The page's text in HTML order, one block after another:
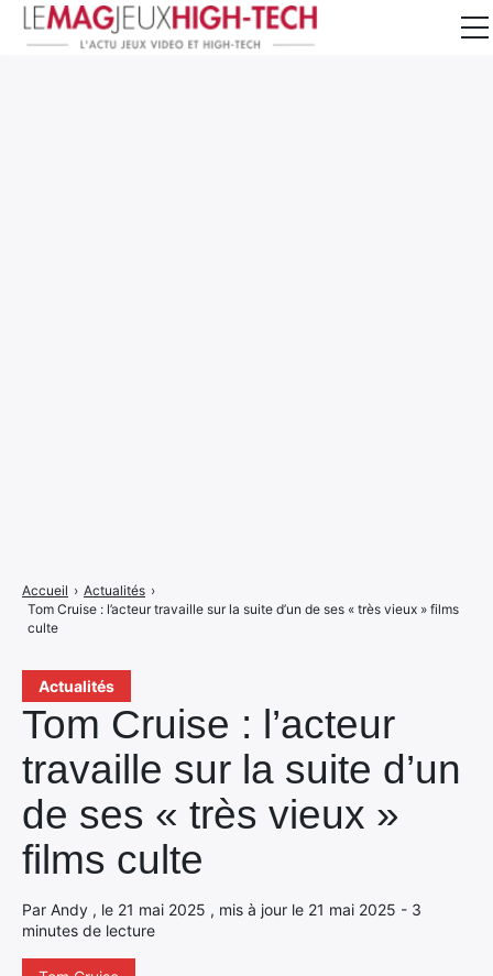
Actualités
Tom Cruise : l’acteur
travaille sur la suite d’un
de ses « très vieux »
films culte
Par Andy , le 21 mai 2025 , mis à jour le 21 mai 2025 - 3
minutes de lecture
Accueil › Actualités ›
Tom Cruise : l’acteur travaille sur la suite d’un de ses « très vieux » films
culte